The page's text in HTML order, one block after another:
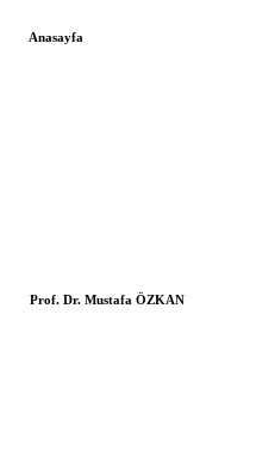
Anasayfa
Prof. Dr. Mustafa ÖZKAN